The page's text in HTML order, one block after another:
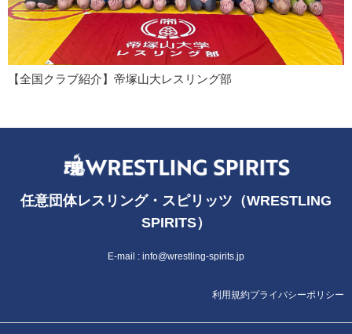
【全国クラブ紹介】帝塚山大レスリング部
任意団体レスリング・スピリッツ（WRESTLING
SPIRITS）
E-mail : info@wrestling-spirits.jp
利用規約プライバシーポリシー